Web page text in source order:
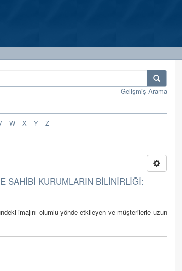
Gelişmiş Arama
W X Y Z
SAHİBİ KURUMLARIN BİLİNİRLİĞİ:
imajını olumlu yönde etkileyen ve müşterilerle uzun